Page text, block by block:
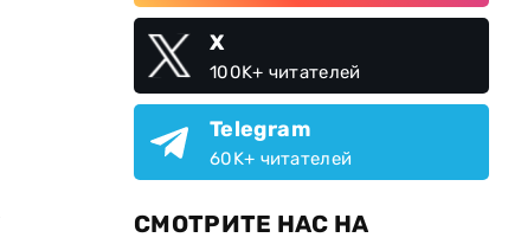
X
100K+ читателей
Telegram
60K+ читателей
СМОТРИТЕ НАС НА